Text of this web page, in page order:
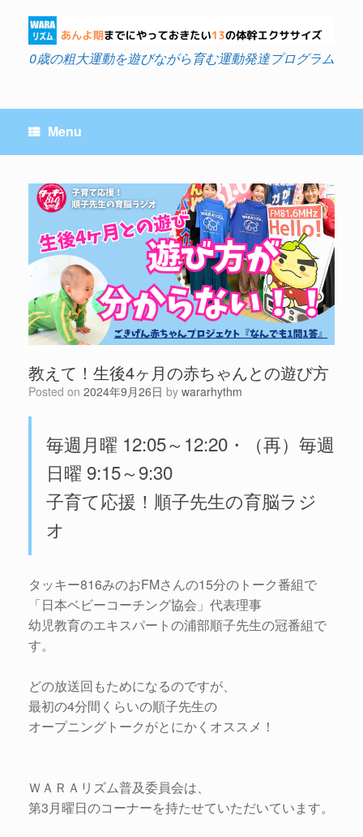
content
0歳の粗大運動を遊びながら育む運動発達プログラム
Menu
教えて！生後4ヶ月の赤ちゃんとの遊び方
Posted on 2024年9月26日 by wararhythm
毎週月曜 12:05～12:20・（再）毎週
日曜 9:15～9:30
子育て応援！順子先生の育脳ラジ
オ
タッキー816みのおFMさんの15分のトーク番組で
「日本ベビーコーチング協会」代表理事
幼児教育のエキスパートの浦部順子先生の冠番組で
す。
どの放送回もためになるのですが、
最初の4分間くらいの順子先生の
オープニングトークがとにかくオススメ！
ＷＡＲＡリズム普及委員会は、
第3月曜日のコーナーを持たせていただいています。
Post navigation